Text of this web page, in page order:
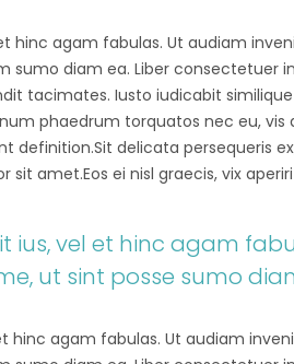
hinc agam fabulas. Ut audiam
sumo diam ea. Liber consectetuer
tacimates. Iusto iudicabit
phaedrum torquatos nec eu, vis
definition.Sit delicata persequeris
sit amet.Eos ei nisl graecis, vix
ius, vel et hinc agam
ut sint posse sumo
hinc agam fabulas. Ut audiam